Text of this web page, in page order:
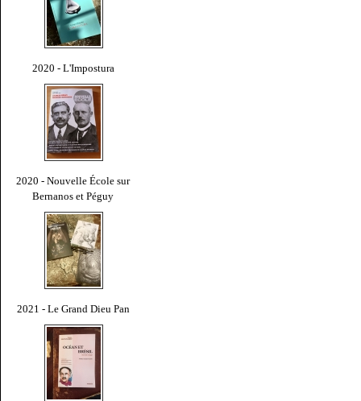
2020 - L'Impostura
2020 - Nouvelle École sur
Bernanos et Péguy
2021 - Le Grand Dieu Pan